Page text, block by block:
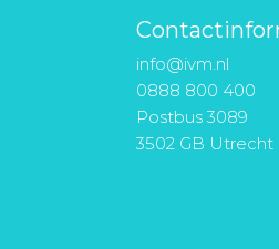
info@ivm.nl
0888 800 400
Postbus 3089
3502 GB Utrecht